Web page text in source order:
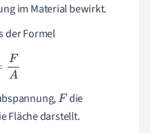
im Material bewirkt.
der Formel
F A
F die
Fläche darstellt.